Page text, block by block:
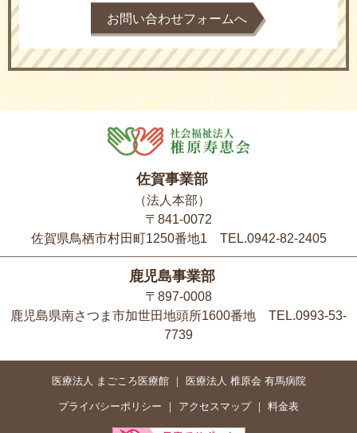
お問い合わせフォームへ
佐賀事業部
（法人本部）
〒841-0072
佐賀県鳥栖市村田町1250番地1 TEL.0942-82-2405
鹿児島事業部
〒897-0008
鹿児島県南さつま市加世田地頭所1600番地 TEL.0993-53-
7739
医療法人 まごころ医療館 医療法人 椎原会 有馬病院
プライバシーポリシー アクセスマップ 料金表